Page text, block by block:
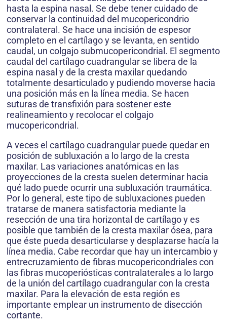
hasta la espina nasal. Se debe tener cuidado de
conservar la continuidad del mucopericondrio
contralateral. Se hace una incisión de espesor
completo en el cartílago y se levanta, en sentido
caudal, un colgajo submucopericondrial. El segmento
caudal del cartílago cuadrangular se libera de la
espina nasal y de la cresta maxilar quedando
totalmente desarticulado y pudiendo moverse hacia
una posición más en la línea media. Se hacen
suturas de transfixión para sostener este
realineamiento y recolocar el colgajo
mucopericondrial.
A veces el cartílago cuadrangular puede quedar en
posición de subluxación a lo largo de la cresta
maxilar. Las variaciones anatómicas en las
proyecciones de la cresta suelen determinar hacia
qué lado puede ocurrir una subluxación traumática.
Por lo general, este tipo de subluxaciones pueden
tratarse de manera satisfactoria mediante la
resección de una tira horizontal de cartílago y es
posible que también de la cresta maxilar ósea, para
que éste pueda desarticularse y desplazarse hacía la
línea media. Cabe recordar que hay un intercambio y
entrecruzamiento de fibras mucopericondriales con
las fibras mucoperiósticas contralaterales a lo largo
de la unión del cartílago cuadrangular con la cresta
maxilar. Para la elevación de esta región es
importante emplear un instrumento de disección
cortante.